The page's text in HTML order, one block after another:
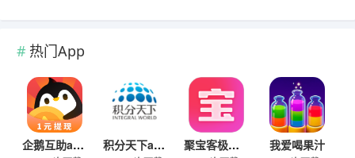
热门App
企鹅互助app 积分天下app 聚宝客极速版 我爱喝果汁